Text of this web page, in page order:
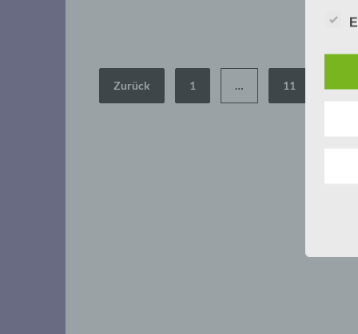
Seitennummerierung
Zurück 1 … 11